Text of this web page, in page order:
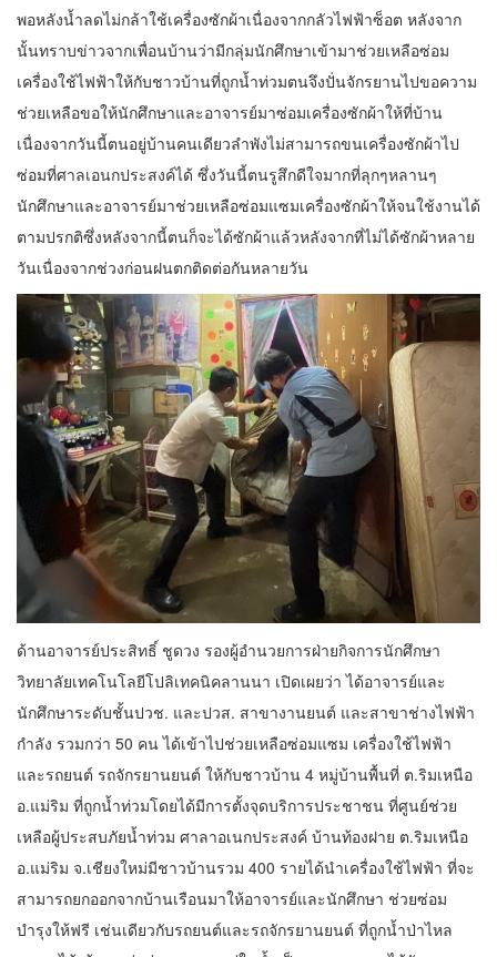
พอหลังน้ำลดไม่กล้าใช้เครื่องซักผ้าเนื่องจากกลัวไฟฟ้าซ็อต หลังจาก
นั้นทราบข่าวจากเพื่อนบ้านว่ามีกลุ่มนักศึกษาเข้ามาช่วยเหลือซ่อม
เครื่องใช้ไฟฟ้าให้กับชาวบ้านที่ถูกน้ำท่วมตนจึงปั่นจักรยานไปขอความ
ช่วยเหลือขอให้นักศึกษาและอาจารย์มาซ่อมเครื่องซักผ้าให้ที่บ้าน
เนื่องจากวันนี้ตนอยู่บ้านคนเดียวลำพังไม่สามารถขนเครื่องซักผ้าไป
ซ่อมที่ศาลเอนกประสงค์ได้ ซึ่งวันนี้ตนรูสึกดีใจมากที่ลุกๆหลานๆ
นักศึกษาและอาจารย์มาช่วยเหลือซ่อมแซมเครื่องซักผ้าให้จนใช้งานได้
ตามปรกติซึ่งหลังจากนี้ตนก็จะได้ซักผ้าแล้วหลังจากที่ไม่ได้ซักผ้าหลาย
วันเนื่องจากช่วงก่อนฝนตกติดต่อกันหลายวัน
ด้านอาจารย์ประสิทธิ์ ชูดวง รองผู้อำนวยการฝ่ายกิจการนักศึกษา
วิทยาลัยเทคโนโลยีโปลิเทคนิคลานนา เปิดเผยว่า ได้อาจารย์และ
นักศึกษาระดับชั้นปวช. และปวส. สาขางานยนต์ และสาขาช่างไฟฟ้า
กำลัง รวมกว่า 50 คน ได้เข้าไปช่วยเหลือซ่อมแซม เครื่องใช้ไฟฟ้า
และรถยนต์ รถจักรยานยนต์ ให้กับชาวบ้าน 4 หมู่บ้านพื้นที่ ต.ริมเหนือ
อ.แม่ริม ที่ถูกน้ำท่วมโดยได้มีการตั้งจุดบริการประชาชน ที่ศูนย์ช่วย
เหลือผู้ประสบภัยน้ำท่วม ศาลาอเนกประสงค์ บ้านท้องฝาย ต.ริมเหนือ
อ.แม่ริม จ.เชียงใหม่มีชาวบ้านรวม 400 รายได้นำเครื่องใช้ไฟฟ้า ที่จะ
สามารถยกออกจากบ้านเรือนมาให้อาจารย์และนักศึกษา ช่วยซ่อม
บำรุงให้ฟรี เช่นเดียวกับรถยนต์และรถจักรยานยนต์ ที่ถูกน้ำป่าไหล